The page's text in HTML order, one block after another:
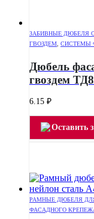
ЗАБИВНЫЕ ДЮБЕЛЯ
ГВОЗДЕМ СИСТЕМЫ
Дюбель
гвоздем
6.15 ₽
Оставить
РАМНЫЕ ДЮБЕЛЯ
ФАСАДНОГО